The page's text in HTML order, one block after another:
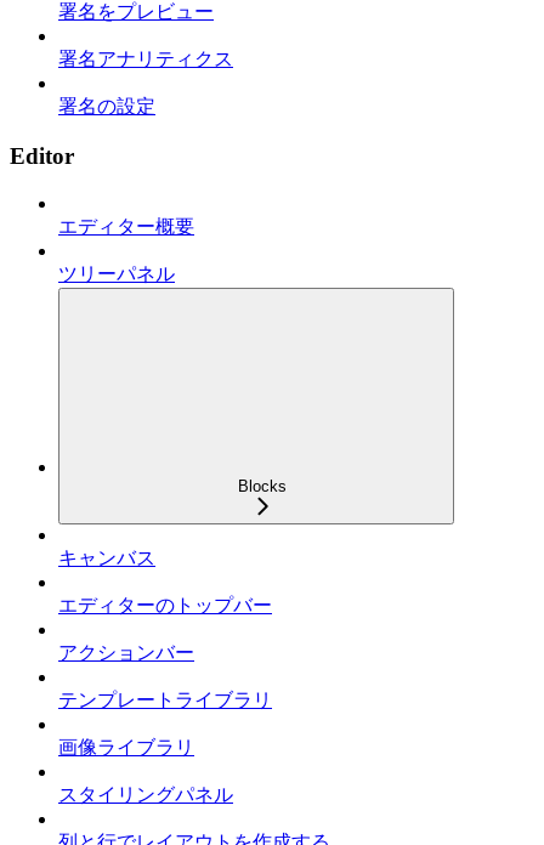
署名をプレビュー
署名アナリティクス
署名の設定
Editor
エディター概要
ツリーパネル
Blocks
キャンバス
エディターのトップバー
アクションバー
テンプレートライブラリ
画像ライブラリ
スタイリングパネル